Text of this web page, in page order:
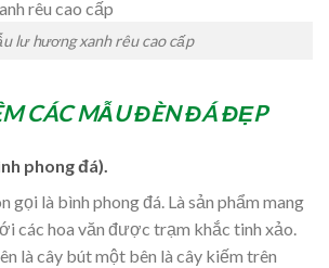
lư hương xanh rêu cao cấp
CÁC MẪU ĐÈN ĐÁ ĐẸP
phong đá).
gọi là bình phong đá. Là sản phẩm mang
các hoa văn được trạm khắc tinh xảo.
là cây bút một bên là cây kiếm trên